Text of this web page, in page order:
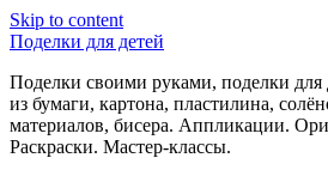
Skip to content
Поделки для детей
Поделки своими руками, поделки для
из бумаги, картона, пластилина,
материалов, бисера. Аппликации.
Раскраски. Мастер-классы.